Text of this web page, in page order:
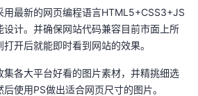
用最新的网页编程语言HTML5+CSS3+JS
计。并确保网站代码兼容目前市面上所
开后就能即时看到网站的效果。
集各大平台好看的图片素材，并精挑细选
使用PS做出适合网页尺寸的图片。